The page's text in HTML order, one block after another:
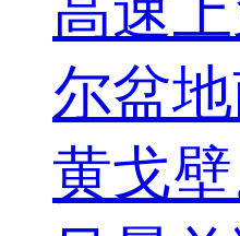
尔盆
黄戈